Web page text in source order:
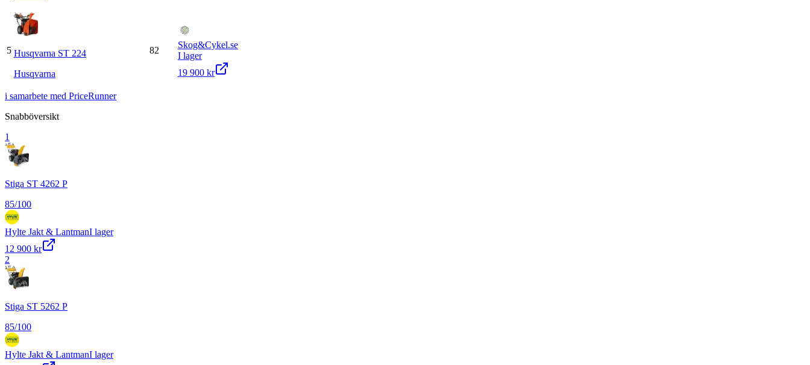
5 Husqvarna ST 224
Husqvarna
82
Skog&Cykel.se
I lager
19 900 kr
i samarbete med PriceRunner
Snabböversikt
1
Stiga ST 4262 P
85/100
Hylte Jakt & LantmanI lager
12 900 kr
2
Stiga ST 5262 P
85/100
Hylte Jakt & LantmanI lager